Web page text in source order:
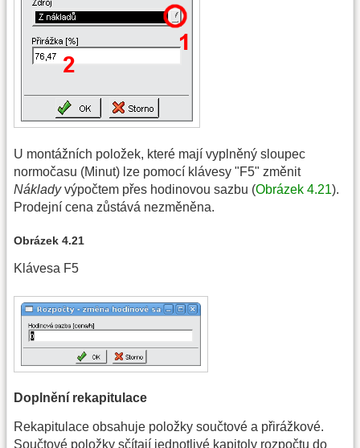
U montážních položek, které mají vyplněný sloupec
normočasu (Minut) lze pomocí klávesy "F5" změnit
Nákladyvýpočtem přes hodinovou sazbu (Obrázek 4.21).
Prodejní cena zůstává nezměněna.
Obrázek 4.21
Klávesa F5
Doplnění rekapitulace
Rekapitulace obsahuje položky součtové a přirážkové.
Součtové položky sčítají jednotlivé kapitoly rozpočtu do